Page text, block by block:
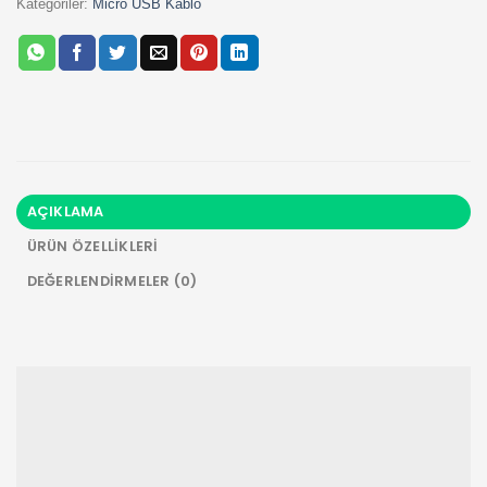
Kategoriler: Micro USB Kablo
AÇIKLAMA
ÜRÜN ÖZELLIKLERI
DEĞERLENDIRMELER (0)